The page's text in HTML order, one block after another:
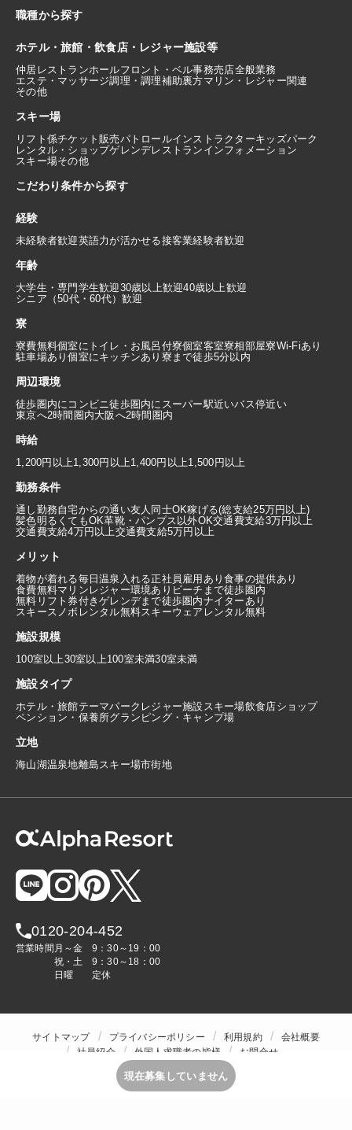
職種から探す
ホテル・旅館・飲食店・レジャー施設等
仲居 レストランホールフロント・ベル事務売店全般業務
エステ・マッサージ調理・調理補助裏方マリン・レジャー関連
その他
スキー場
リフト係チケット販売パトロールインストラクターキッズパーク
レンタル・ショップゲレンデレストラン インフォメーション
スキー場その他
こだわり条件から探す
経験
未経験者歓迎英語力が活かせる接客業経験者歓迎
年齢
大学生・専門学生歓迎30歳以上歓迎40歳以上歓迎
シニア（50代・60代）歓迎
寮
寮費無料個室にトイレ・お風呂付寮個室客室寮相部屋寮Wi-Fiあり
駐車場あり個室にキッチンあり 寮まで徒歩5分以内
周辺環境
徒歩圏内にコンビニ徒歩圏内にスーパー駅近いバス停近い
東京へ2時間圏内大阪へ2時間圏内
時給
1,200円以上1,300円以上1,400円以上1,500円以上
勤務条件
通し勤務自宅からの通い友人同士OK稼げる(総支給25万円以上)
髪色明るくてもOK革靴・パンプス以外OK交通費支給3万円以上
交通費支給4万円以上交通費支給5万円以上
メリット
着物が着れる毎日温泉入れる正社員雇用あり食事の提供あり
食費無料マリンレジャー環境あり ビーチまで徒歩圏内
無料リフト券付きゲレンデまで徒歩圏内ナイターあり
スキースノボレンタル無料スキーウェアレンタル無料
施設規模
100室以上30室以上100室未満30室未満
施設タイプ
ホテル・旅館テーマパーク レジャー施設スキー場飲食店ショップ
ペンション・保養所グランピング・キャンプ場
立地
海山湖温泉地離島スキー場市街地
0120-204-452
営業時間 月～金
9：30～19：00
祝・土
9：30～18：00
日曜
定休
サイトマップ プライバシーポリシー 利用規約
会社概要
社員紹介
外国人求職者の皆様
お問合せ
Copyright © ALPHA STAFF Co.,Ltd. All Rights Reserved.
現在募集していません